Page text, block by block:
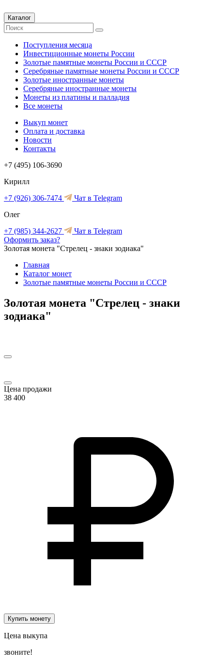
Каталог
Поступления месяца
Инвестиционные монеты России
Золотые памятные монеты России и СССР
Серебряные памятные монеты России и СССР
Золотые иностранные монеты
Серебряные иностранные монеты
Монеты из платины и палладия
Все монеты
Выкуп монет
Оплата и доставка
Новости
Контакты
+7 (495) 106-3690
Кирилл
+7 (926) 306-7474
Чат в Telegram
Олег
+7 (985) 344-2627
Чат в Telegram
Оформить заказ?
Золотая монета "Cтрелец - знаки зодиака"
Главная
Каталог монет
Золотые памятные монеты России и СССР
Золотая монета "Cтрелец - знаки
зодиака"
Цена продажи
38 400
Купить монету
Цена выкупа
звоните!